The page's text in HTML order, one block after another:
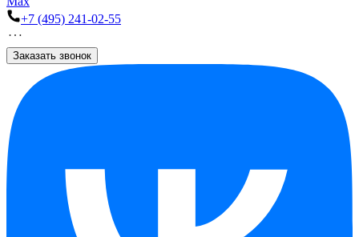
+7 (495) 241-02-55
Заказать звонок